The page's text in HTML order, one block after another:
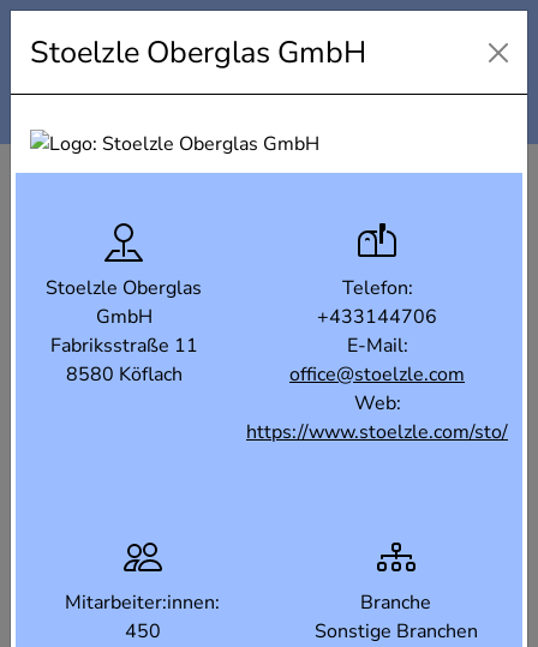
Karte Liste Filter
Stoelzle Oberglas GmbH
Stoelzle Oberglas
GmbH
Fabriksstraße 11
8580 Köflach
Telefon:
+433144706
E-Mail:
office@stoelzle.com
Web:
https://www.stoelzle.com/sto/
Mitarbeiter:innen:
450
Branche
Sonstige Branchen